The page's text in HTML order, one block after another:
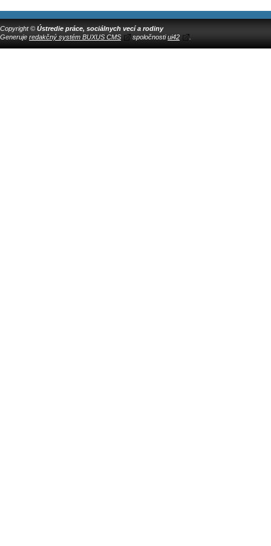
Copyright © Ústredie práce, sociálnych vecí a rodiny
Generuje redakčný systém BUXUS CMS spoločnostiui42